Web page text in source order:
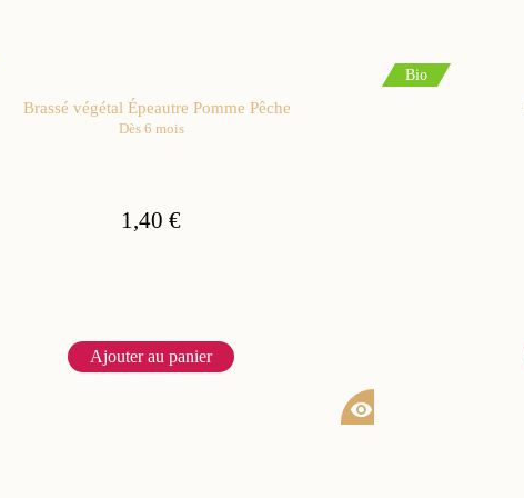
Brassé végétal Épeautre Pomme Pêche
Dès 6 mois
1,40 €
Ajouter au panier
visibility
Bio